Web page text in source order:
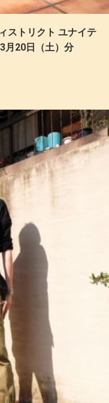
ストリクト ユナイテ
月20日（土）分